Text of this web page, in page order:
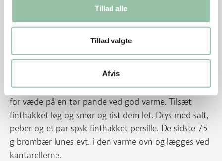
Tillad alle
Tillad valgte
Afvis
og kog igennem. Smag til med salt, peber og ribsgelé.
Tilsæt evt. stegevæden fra kantarellerne og
nakkekoteletterne i ovnen. Jævn saucen let med lidt
majsstivelse udrørt i koldt vand. Si saucen op i en
sauceskål.
Skær kantarellerne i mindre stykker og damp dem fri
for væde på en tør pande ved god varme. Tilsæt
finthakket løg og smør og rist dem let. Drys med salt,
peber og et par spsk finthakket persille. De sidste 75
g brombær lunes evt. i den varme ovn og lægges ved
kantarellerne.